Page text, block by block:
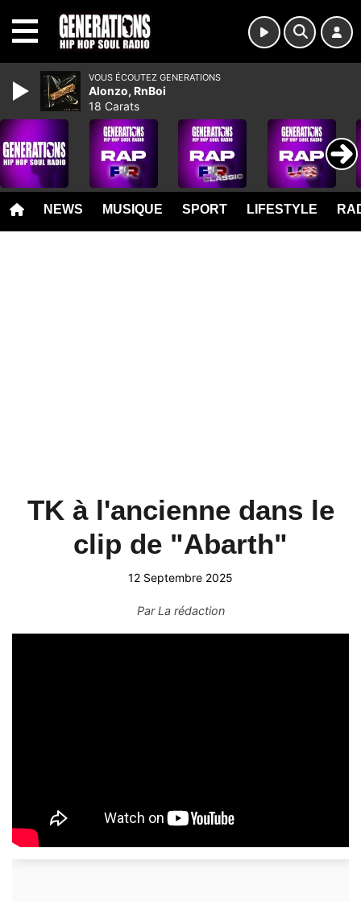
NEWS MUSIQUE SPORT LIFESTYLE
TK à l'ancienne dans le
clip de "Abarth"
12 Septembre 2025
ParLa rédaction
VOUS ÉCOUTEZ GENERATIONS
Alonzo, RnBoi
18 Carats